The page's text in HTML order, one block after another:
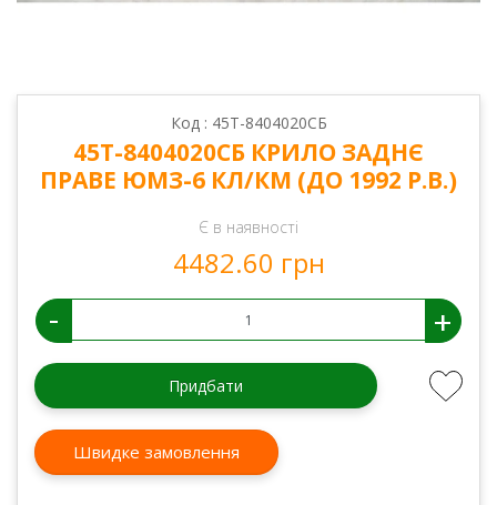
Код : 45Т-8404020СБ
45Т-8404020СБ КРИЛО ЗАДНЄ
ПРАВЕ ЮМЗ-6 КЛ/КМ (ДО 1992 Р.В.)
Є в наявності
4482.60 грн
- +
Придбати
Швидке замовлення